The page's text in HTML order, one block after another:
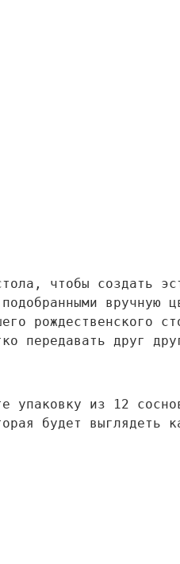
чтобы создать
вручную
рождественского
передавать друг
упаковку из 12
будет выглядеть